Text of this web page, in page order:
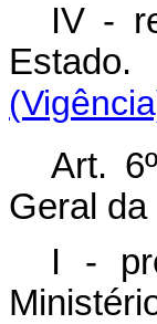
IV -
Art.
Geral
I -